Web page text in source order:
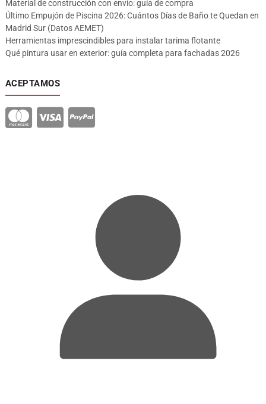
Material de construcción con envío: guía de compra
Último Empujón de Piscina 2026: Cuántos Días de Baño te Quedan en
Madrid Sur (Datos AEMET)
Herramientas imprescindibles para instalar tarima flotante
Qué pintura usar en exterior: guía completa para fachadas 2026
ACEPTAMOS